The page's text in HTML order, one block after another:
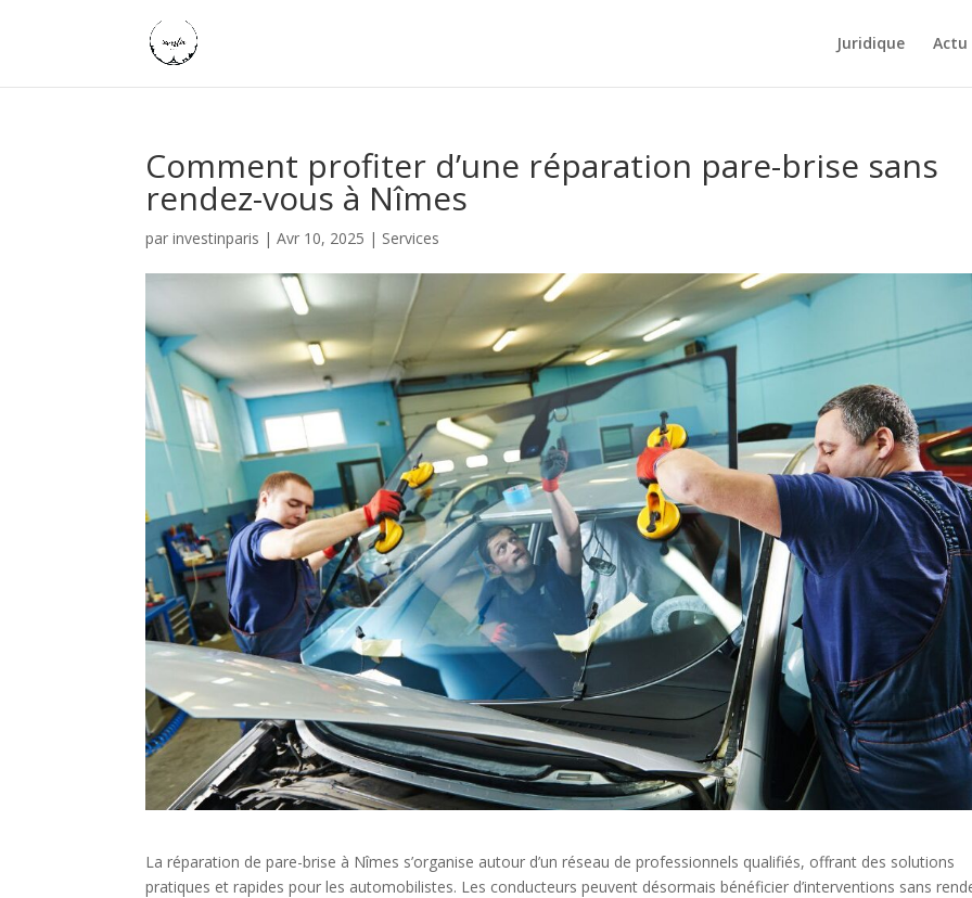
Juridique Actu
Comment profiter d’une réparation pare-brise sans
rendez-vous à Nîmes
parinvestinparis |Avr 10, 2025 | Services
La réparation de pare-brise à Nîmes s’organise autour d’un réseau de professionnels qualifiés, offrant des solutions
pratiques et rapides pour les automobilistes. Les conducteurs peuvent désormais bénéficier d’interventions sans